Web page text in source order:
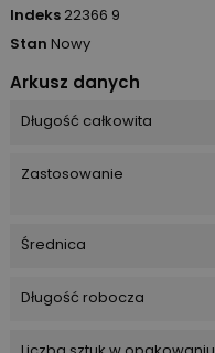
Indeks 22366 9
Stan Nowy
Arkusz danych
Długość całkowita
Zastosowanie
Średnica
Długość robocza